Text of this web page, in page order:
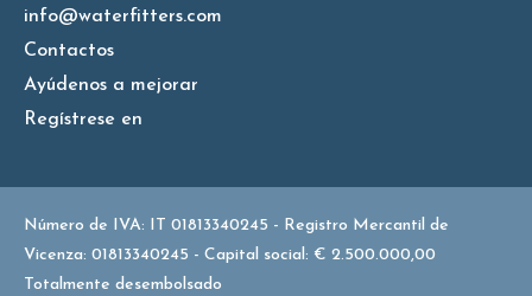
info@waterfitters.com
Contactos
Ayúdenos a mejorar
Regístrese en
Número de IVA: IT 01813340245 - Registro Mercantil de
Vicenza: 01813340245 - Capital social: € 2.500.000,00
Totalmente desembolsado